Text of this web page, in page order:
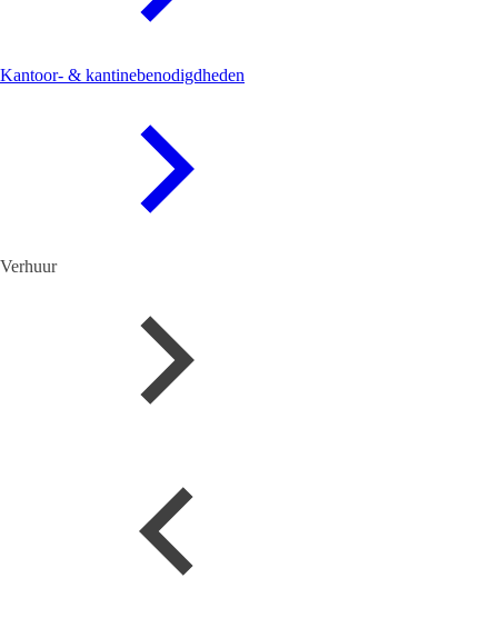
Kantoor- & kantinebenodigdheden
Verhuur